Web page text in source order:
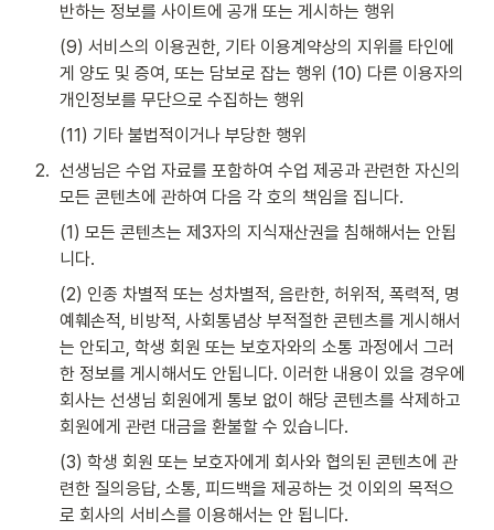
반하는 정보를 사이트에 공개 또는 게시하는 행위
(9) 서비스의 이용권한, 기타 이용계약상의 지위를 타인에
게 양도 및 증여, 또는 담보로 잡는 행위 (10) 다른 이용자의
개인정보를 무단으로 수집하는 행위
(11) 기타 불법적이거나 부당한 행위
2. 선생님은 수업 자료를 포함하여 수업 제공과 관련한 자신의
모든 콘텐츠에 관하여 다음 각 호의 책임을 집니다.
(1) 모든 콘텐츠는 제3자의 지식재산권을 침해해서는 안됩
니다.
(2) 인종 차별적 또는 성차별적, 음란한, 허위적, 폭력적, 명
예훼손적, 비방적, 사회통념상 부적절한 콘텐츠를 게시해서
는 안되고, 학생 회원 또는 보호자와의 소통 과정에서 그러
한 정보를 게시해서도 안됩니다. 이러한 내용이 있을 경우에
회사는 선생님 회원에게 통보 없이 해당 콘텐츠를 삭제하고
회원에게 관련 대금을 환불할 수 있습니다.
(3) 학생 회원 또는 보호자에게 회사와 협의된 콘텐츠에 관
련한 질의응답, 소통, 피드백을 제공하는 것 이외의 목적으
로 회사의 서비스를 이용해서는 안 됩니다.